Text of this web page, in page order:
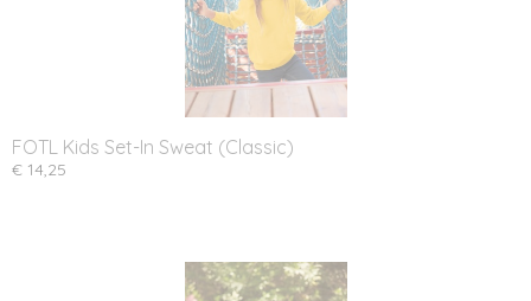
FOTL Kids Set-In Sweat (Classic)
€ 14,25